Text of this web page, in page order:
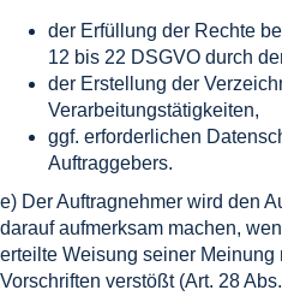
der Erfüllung der Rechte
12 bis 22 DSGVO durch
der Erstellung der
Verarbeitungstätigkeiten,
ggf. erforderlichen
Auftraggebers.
e) Der Auftragnehmer wird den
darauf aufmerksam machen,
erteilte Weisung seiner
Vorschriften verstößt (Art. 28